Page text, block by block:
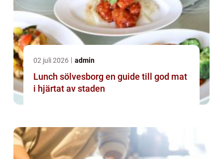
02 juli 2026 admin
Lunch sölvesborg en guide till god mat
i hjärtat av staden